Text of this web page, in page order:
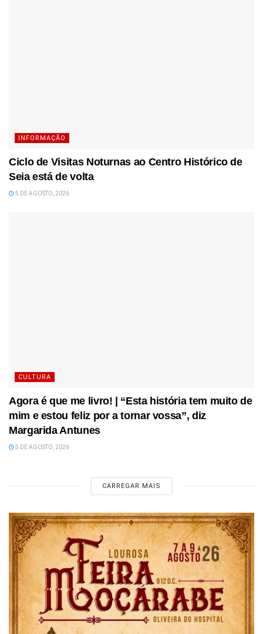
INFORMAÇÃO
Ciclo de Visitas Noturnas ao Centro Histórico de
Seia está de volta
5 DE AGOSTO, 2026
CULTURA
Agora é que me livro! | “Esta história tem muito de
mim e estou feliz por a tornar vossa”, diz
Margarida Antunes
5 DE AGOSTO, 2026
CARREGAR MAIS